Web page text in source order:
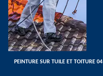
PEINTURE SUR TUILE ET TOITURE 04